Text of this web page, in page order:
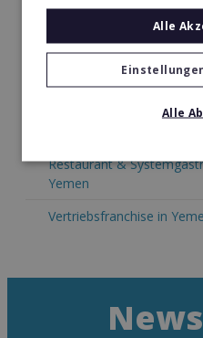
Medien & Werbung
Möbel & Einrichtung
Restaurant &
Yemen
Vertriebsfranchise in
Alle
Alle